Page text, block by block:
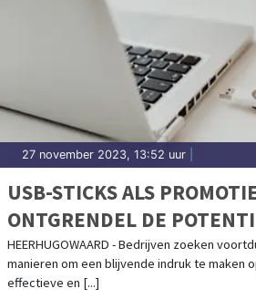
27 november 2023, 13:52 uur
USB-STICKS ALS
ONTGRENDEL DE
BEDRUKKING
HEERHUGOWAARD - Bedrijven zoeken
manieren om een blijvende indruk te maken
effectieve en [...]